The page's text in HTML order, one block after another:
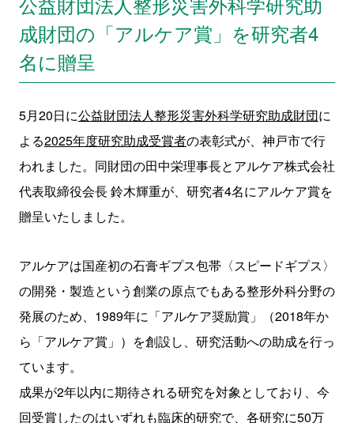
成財団の「アルケア賞」を研究者4
名に贈呈
5月20日に公益財団法人整形災害外科学研究助成財団に
よる2025年度研究助成受賞者の表彰式が、神戸市で行
われました。同財団の田中栄理事長とアルケア株式会社
代表取締役会長 鈴木輝重が、研究者4名にアルケア賞を
贈呈いたしました。
アルケアは国産初の石膏ギプス包帯〈スピードギプス〉
の開発・製造という創業の原点でもある整形外科分野の
発展のため、1989年に「アルケア奨励賞」（2018年か
ら「アルケア賞」）を創設し、研究活動への助成を行っ
ています。
成果が2年以内に期待される研究を対象としており、今
回受賞したのはいずれも臨床的研究で、各研究に50万